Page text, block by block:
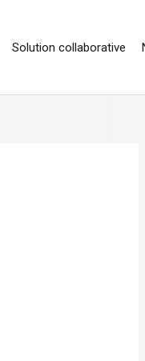
Solution collaborative